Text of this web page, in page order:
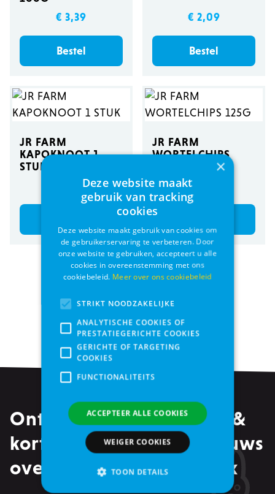
€ 3,39
Bestel
€ 2,09
Bestel
JR FARM
KAPOKNOOT 1
STUK
€ 5,59
JR FARM
WORTELCHIPS
€ 3,49
Pagina
PaginaPagina
1
Je leest momenteel
2
Pagina
3
Pagina
Producten per pagina
Ontvang alle promoties &
kortingen, maar ook nieuws
over events in je mailbox
×
Deze website maakt
gebruik van tracking
cookies
Deze website maakt gebruik van cookies om
de gebruikerservaring te verbeteren. Door
onze website te gebruiken, accepteert u alle
cookies in overeenstemming met ons
cookiebeleid. Meer over ons cookiebeleid
STRIKT NOODZAKELIJKE
ANALYTISCHE COOKIES OF
PRESTATIEGERICHTE COOKIES
GERICHTE OF TARGETING
COOKIES
FUNCTIONALITEITS
ACCEPTEER ALLE COOKIES
WEIGER COOKIES
TOON DETAILS